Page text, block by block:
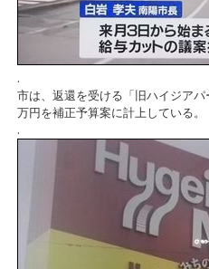
市は、返還を受ける「旧ハイジア
万円を補正予算案に計上している。